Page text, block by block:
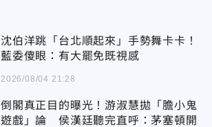
沈伯洋跳「台北順起來」手勢舞卡卡！
藍委傻眼：有大罷免既視感
2026/08/04 21:28
倒閣真正目的曝光！游淑慧拋「膽小鬼
遊戲」論 侯漢廷聽完直呼：茅塞頓開